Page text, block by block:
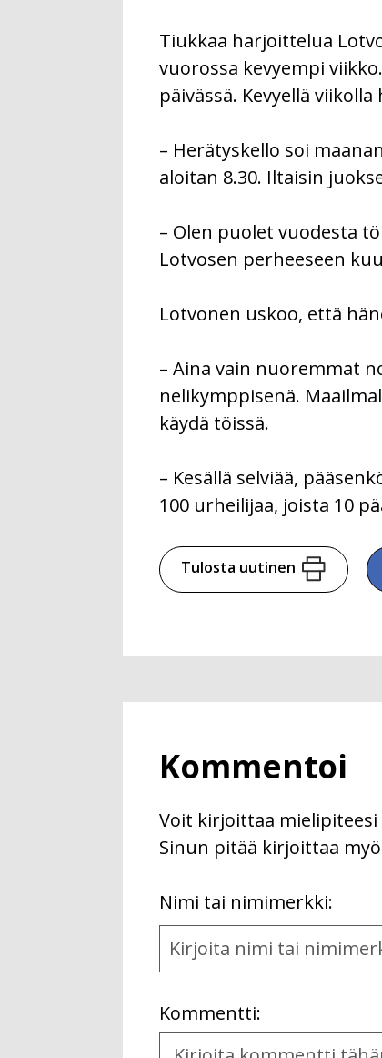
Tiukkaa harjoittelua
vuorossa kevyempi
päivässä. Kevyellä
– Herätyskello soi
aloitan 8.30. Iltaisin
– Olen puolet vuodesta
Lotvosen perheeseen
Lotvonen uskoo, että
– Aina vain nuoremmat
nelikymppisenä.
käydä töissä.
– Kesällä selviää,
100 urheilijaa, joista 10
Tulosta uutinen
Kommentoi
Voit kirjoittaa
Sinun pitää kirjoittaa
Nimi tai nimimerkki:First
Name
and
Kommentti:
Kommentti